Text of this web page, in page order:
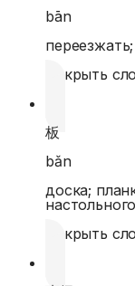
bān
Открыть
板
bǎn
доска;
Открыть